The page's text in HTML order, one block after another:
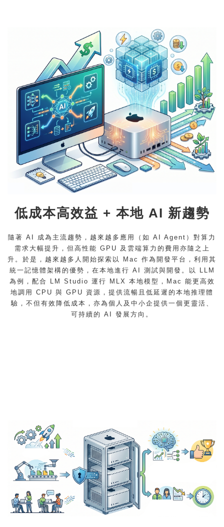
低成本高效益 + 本地 AI 新趨勢
隨著 AI 成為主流趨勢，越來越多應用（如 AI Agent）對算力
需求大幅提升，但高性能 GPU 及雲端算力的費用亦隨之上
升。於是，越來越多人開始探索以 Mac 作為開發平台，利用其
統一記憶體架構的優勢，在本地進行 AI 測試與開發。以 LLM
為例，配合 LM Studio 運行 MLX 本地模型，Mac 能更高效
地調用 CPU 與 GPU 資源，提供流暢且低延遲的本地推理體
驗，不但有效降低成本，亦為個人及中小企提供一個更靈活、
可持續的 AI 發展方向。